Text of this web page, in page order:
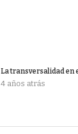
La transversalidad en
4 años atrás